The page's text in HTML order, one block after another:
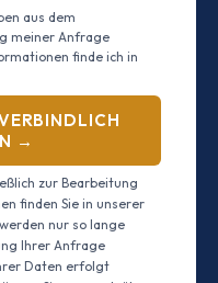
aus dem
meiner Anfrage
finde ich in
→
zur Bearbeitung
finden Sie in unserer
nur so lange
Ihrer Anfrage
Daten erfolgt